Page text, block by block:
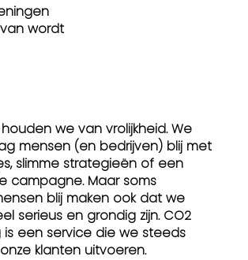
wordt
we van vrolijkheid. We
mensen (en bedrijven) blij met
slimme strategieën of een
campagne. Maar soms
blij maken ook dat we
serieus en grondig zijn. CO2
is een service die we steeds
klanten uitvoeren.